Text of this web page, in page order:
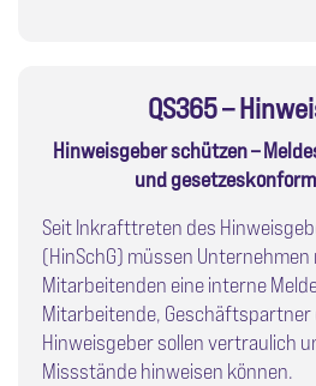
QS365 –
Hinweisgeber schützen –
und
Seit Inkrafttreten des
(HinSchG) müssen
Mitarbeitenden eine interne
Mitarbeitende, Geschäftspartner
Hinweisgeber sollen vertraulich
Missstände hinweisen können.